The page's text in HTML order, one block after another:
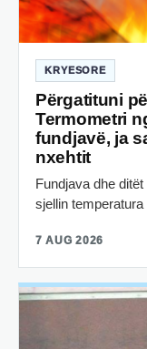
KRYESORE
Përgatituni
Termometri
fundjavë, ja
nxehtit
Fundjava dhe
sjellin
7 AUG 2026